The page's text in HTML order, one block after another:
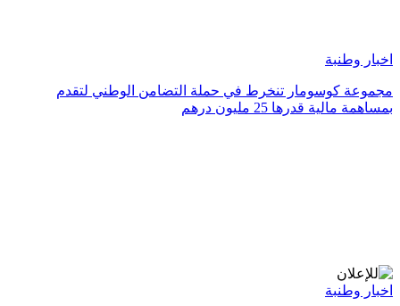
اخبار وطنبة
مجموعة كوسومار تنخرط في حملة التضامن الوطني لتقدم
بمساهمة مالية قدرها 25 مليون درهم
اخبار وطنبة